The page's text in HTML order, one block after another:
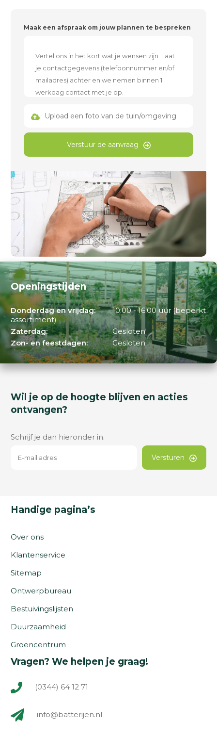
Maak een afspraak om jouw plannen te bespreken
Upload een foto van de tuin/omgeving
Verstuur de aanvraag
Openingstijden
Donderdag en vrijdag:
10:00 - 16:00 uur (beperkt
assortiment)
Zaterdag:
Gesloten
Zon- en feestdagen:
Gesloten
Wil je op de hoogte blijven en acties
ontvangen?
Schrijf je dan hieronder in.
Versturen
Handige pagina’s
Over ons
Klantenservice
Sitemap
Ontwerpbureau
Bestuivingslijsten
Duurzaamheid
Groencentrum
Vragen? We helpen je graag!
(0344) 64 12 71
info@batterijen.nl